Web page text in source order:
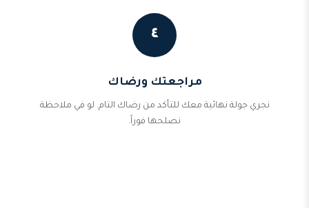
٤
مراجعتك ورضاك
نجري جولة نهائية معك للتأكد من رضاك التام. لو في ملاحظة
نصلحها فوراً.